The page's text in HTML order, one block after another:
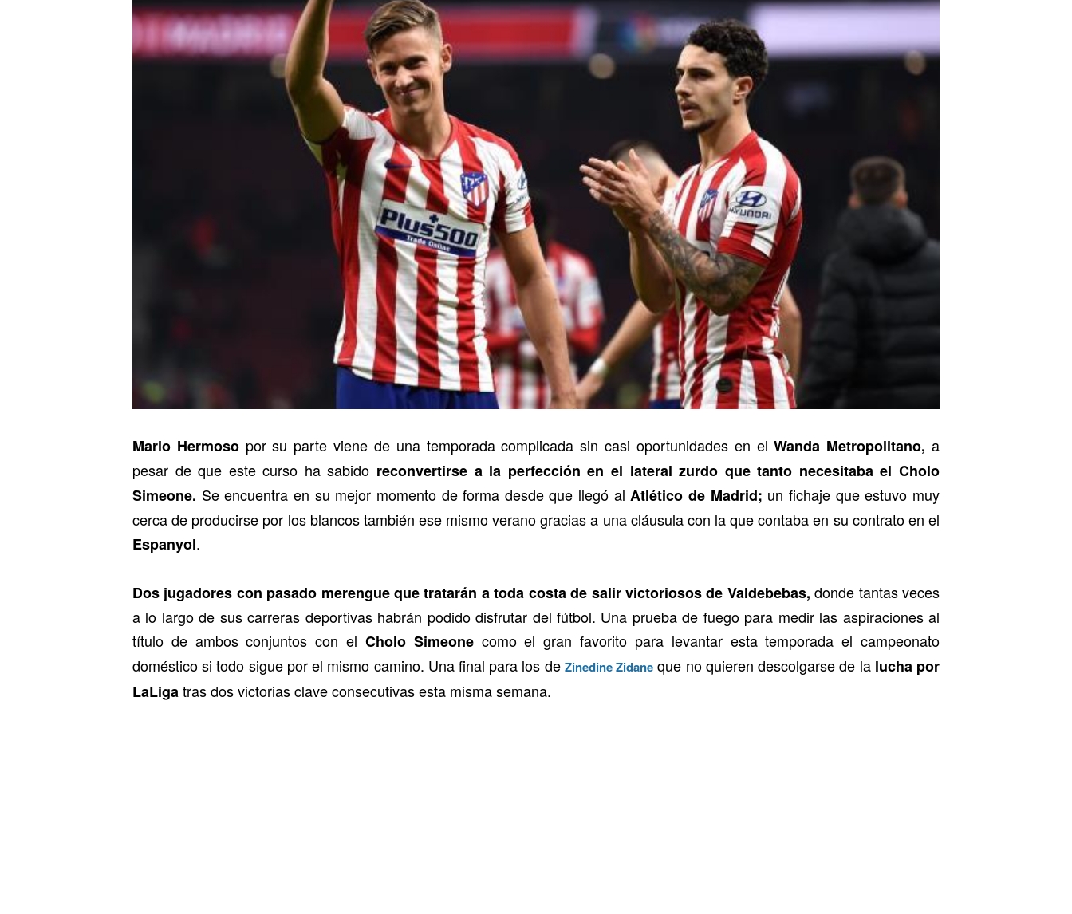
Mario Hermosopor su parte viene de una temporada complicada sin casi oportunidades en elWanda Metropolitano, a
pesar de que este curso ha sabido reconvertirse a la perfección en el lateral zurdo que tanto necesitaba el Cholo
Simeone. Se encuentra en su mejor momento de forma desde que llegó alAtlético de Madrid; un fichaje que estuvo muy
cerca de producirse por los blancos también ese mismo verano gracias a una cláusula con la que contaba en su contrato en el
Espanyol.
Dos jugadores con pasado merengue que tratarán a toda costa de salir victoriosos de Valdebebas, donde tantas veces
a lo largo de sus carreras deportivas habrán podido disfrutar del fútbol. Una prueba de fuego para medir las aspiraciones al
título de ambos conjuntos con el Cholo Simeonecomo el gran favorito para levantar esta temporada el campeonato
doméstico si todo sigue por el mismo camino. Una final para los de Zinedine Zidane que no quieren descolgarse de lalucha por
LaLigatras dos victorias clave consecutivas esta misma semana.